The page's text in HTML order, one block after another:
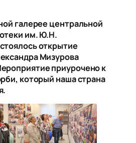
галерее центральной
им. Ю.Н.
открытие
Мизурова
приурочено к
который наша страна